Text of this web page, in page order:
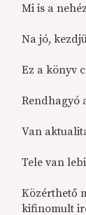
Mi is a
Na jó,
Ez a könyv
Rendhagyó
Van
Tele van
Közérthető
kifinomult